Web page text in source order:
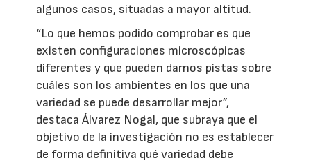
algunos casos, situadas a mayor altitud.
“Lo que hemos podido comprobar es que
existen configuraciones microscópicas
diferentes y que pueden darnos pistas sobre
cuáles son los ambientes en los que una
variedad se puede desarrollar mejor”,
destaca Álvarez Nogal, que subraya que el
objetivo de la investigación no es establecer
de forma definitiva qué variedad debe